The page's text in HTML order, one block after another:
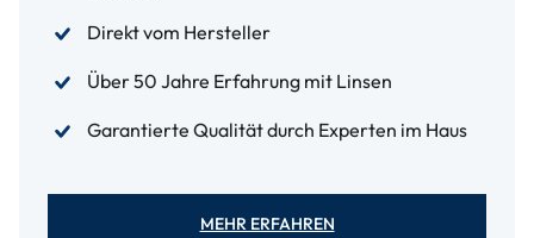
Direkt vom Hersteller
Über 50 Jahre Erfahrung mit Linsen
Garantierte Qualität durch Experten im Haus
MEHR ERFAHREN